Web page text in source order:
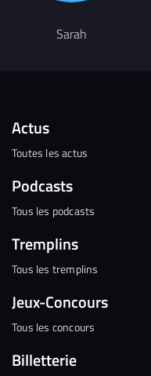
Sarah
Actus
Toutes les actus
Podcasts
Tous les podcasts
Tremplins
Tous les tremplins
Jeux-Concours
Tous les concours
Billetterie